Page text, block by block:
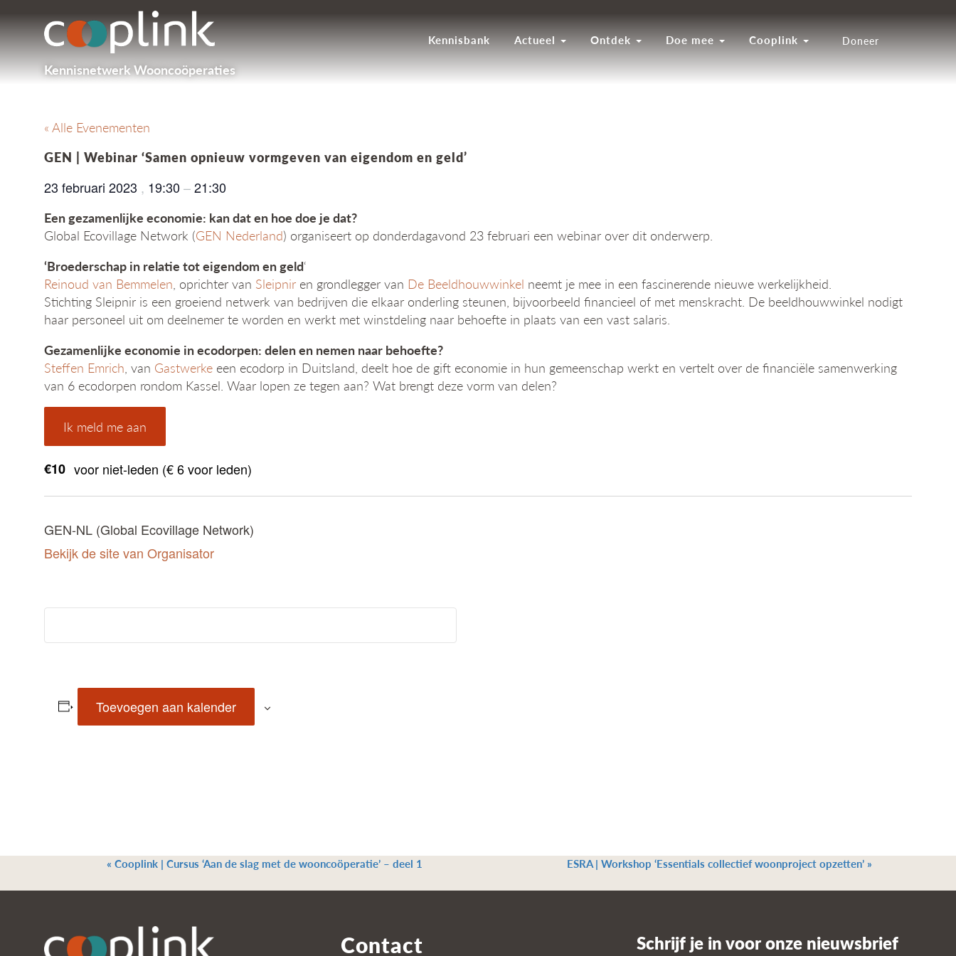
Kennisnetwerk Wooncoöperaties
Kennisbank Actueel Ontdek Doe mee Cooplink Doneer
« Alle Evenementen
GEN | Webinar ‘Samen opnieuw vormgeven van eigendom en geld’
23 februari 2023 , 19:30 –21:30
Een gezamenlijke economie: kan dat en hoe doe je dat?
Global Ecovillage Network (GEN Nederland) organiseert op donderdagavond 23 februari een webinar over dit onderwerp.
‘Broederschap in relatie tot eigendom en geld‘
Reinoud van Bemmelen, oprichter van Sleipnir en grondlegger van De Beeldhouwwinkel neemt je mee in een fascinerende nieuwe werkelijkheid.
Stichting Sleipnir is een groeiend netwerk van bedrijven die elkaar onderling steunen, bijvoorbeeld financieel of met menskracht. De beeldhouwwinkel nodigt
haar personeel uit om deelnemer te worden en werkt met winstdeling naar behoefte in plaats van een vast salaris.
Gezamenlijke economie in ecodorpen: delen en nemen naar behoefte?
Steffen Emrich, van Gastwerke een ecodorp in Duitsland, deelt hoe de gift economie in hun gemeenschap werkt en vertelt over de financiële samenwerking
van 6 ecodorpen rondom Kassel. Waar lopen ze tegen aan? Wat brengt deze vorm van delen?
Ik meld me aan
€10 voor niet-leden (€ 6 voor leden)
GEN-NL (Global Ecovillage Network)
Bekijk de site van Organisator
Toevoegen aan kalender
« Cooplink | Cursus ‘Aan de slag met de wooncoöperatie’ – deel 1 ESRA | Workshop ‘Essentials collectief woonproject opzetten’ »
Contact Schrijf je in voor onze nieuwsbrief